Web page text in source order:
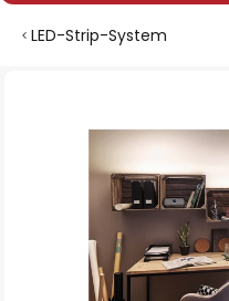
LED-Strip-System
Bildgalerie